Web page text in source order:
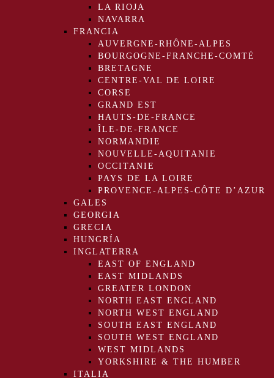
LA RIOJA
NAVARRA
FRANCIA
AUVERGNE-RHÔNE-ALPES
BOURGOGNE-FRANCHE-COMTÉ
BRETAGNE
CENTRE-VAL DE LOIRE
CORSE
GRAND EST
HAUTS-DE-FRANCE
ÎLE-DE-FRANCE
NORMANDIE
NOUVELLE-AQUITANIE
OCCITANIE
PAYS DE LA LOIRE
PROVENCE-ALPES-CÔTE D’AZUR
GALES
GEORGIA
GRECIA
HUNGRÍA
INGLATERRA
EAST OF ENGLAND
EAST MIDLANDS
GREATER LONDON
NORTH EAST ENGLAND
NORTH WEST ENGLAND
SOUTH EAST ENGLAND
SOUTH WEST ENGLAND
WEST MIDLANDS
YORKSHIRE & THE HUMBER
ITALIA